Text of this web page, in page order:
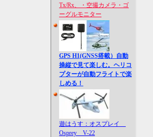
Tx/Rx、・空撮カメラ・ゴ
ーグルモニター
GPS H1(GNSS搭載）自動
操縦で見て楽しむ。ヘリコ
プターが自動フライトで楽
しめる！
遊はうす：オスプレイ
Osprey V-22